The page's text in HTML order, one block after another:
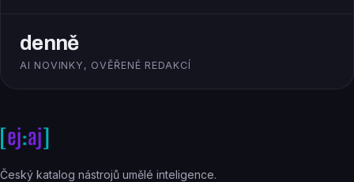
denně
AI NOVINKY, OVĚŘENÉ REDAKCÍ
Český katalog nástrojů umělé inteligence.